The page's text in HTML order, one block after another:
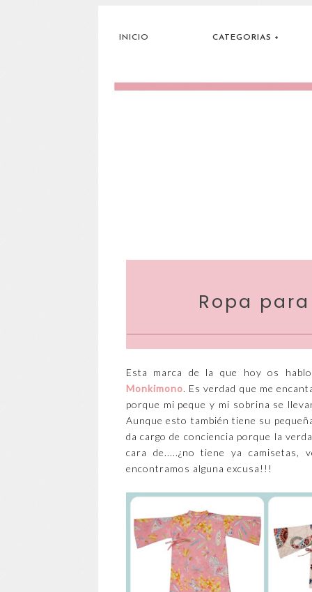
INICIO CATEGORIAS
Ropa
Esta marca de la que hoy os
Monkimono. Es verdad que me
porque mi peque y mi sobrina se
Aunque esto también tiene su
da cargo de conciencia porque la
cara de.....¿no tiene ya
encontramos alguna excusa!!!